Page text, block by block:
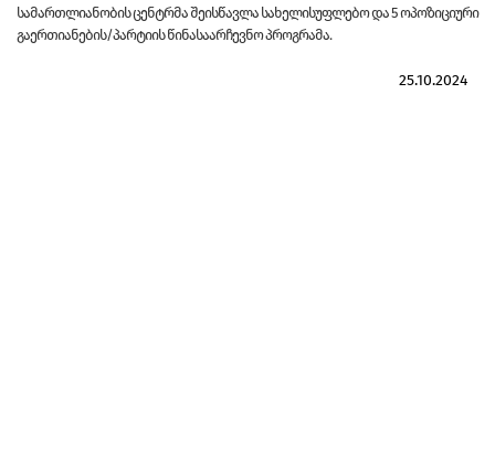
სამართლიანობის ცენტრმა შეისწავლა სახელისუფლებო და 5 ოპოზიციური
გაერთიანების/პარტიის წინასაარჩევნო პროგრამა.
25.10.2024